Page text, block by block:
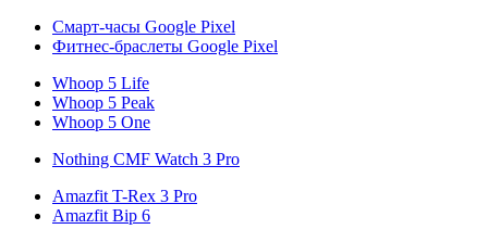
Смарт-часы Google Pixel
Фитнес-браслеты Google Pixel
Whoop 5 Life
Whoop 5 Peak
Whoop 5 One
Nothing CMF Watch 3 Pro
Amazfit T-Rex 3 Pro
Amazfit Bip 6